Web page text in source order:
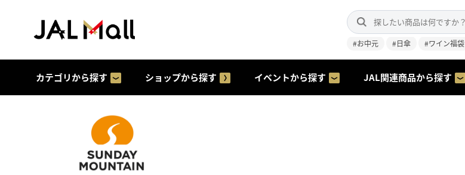
#お中元 #日傘 #ワイン福袋
カテゴリから探す ショップから探す イベントから探す JAL関連商品から探す